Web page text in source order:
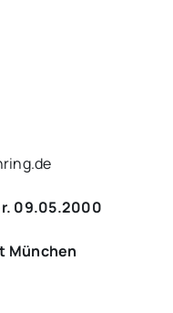
09.05.2000
München